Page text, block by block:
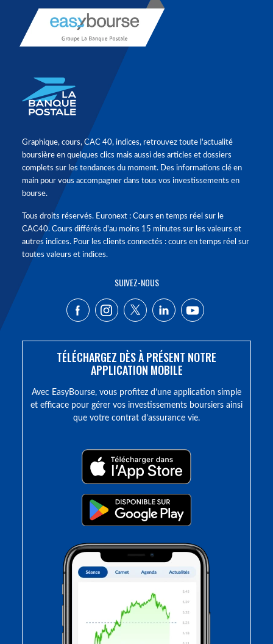
Graphique, cours, CAC 40, indices, retrouvez toute l'actualité
boursière en quelques clics mais aussi des articles et dossiers
complets sur les tendances du moment. Des informations clé en
main pour vous accompagner dans tous vos investissements en
bourse.
Tous droits réservés. Euronext : Cours en temps réel sur le
CAC40. Cours différés d'au moins 15 minutes sur les valeurs et
autres indices. Pour les clients connectés : cours en temps réel sur
toutes valeurs et indices.
SUIVEZ-NOUS
TÉLÉCHARGEZ DÈS À PRÉSENT NOTRE
APPLICATION MOBILE
Avec EasyBourse, vous profitez d’une application simple
et efficace pour gérer vos investissements boursiers ainsi
que votre contrat d’assurance vie.